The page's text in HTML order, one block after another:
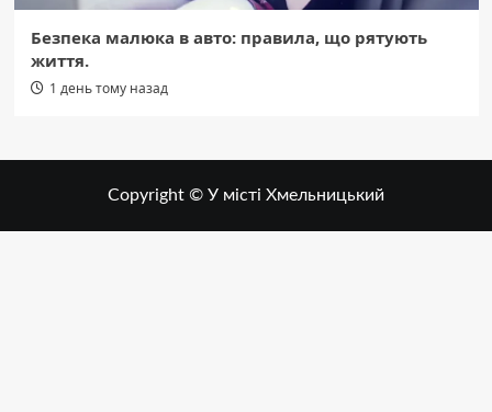
Безпека малюка в авто: правила, що рятують
життя.
1 день тому назад
Copyright © У місті Хмельницький